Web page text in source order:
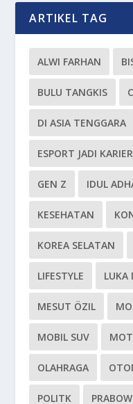
ARTIKEL TAG
ALWI FARHAN
BULU TANGKIS
DI ASIA TENGGARA
ESPORT JADI
GEN Z IDUL
KESEHATAN
KOREA SELATAN
LIFESTYLE LUKA
MESUT ÖZIL
MOBIL SUV
OLAHRAGA
POLITK